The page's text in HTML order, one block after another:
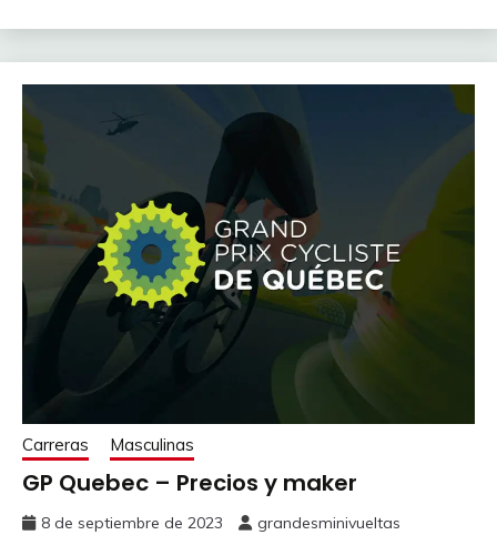
Carreras Masculinas
GP Quebec – Precios y maker
8 de septiembre de 2023 grandesminivueltas